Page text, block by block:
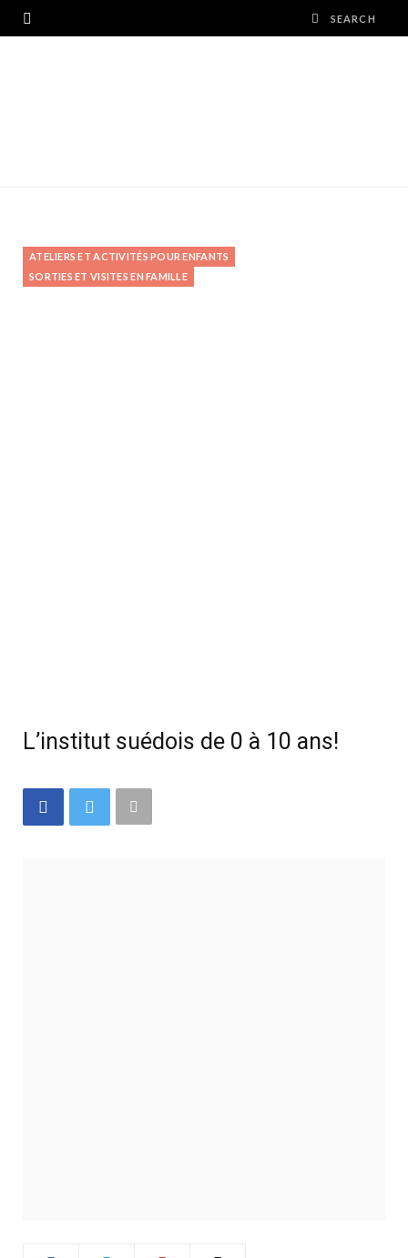
ATELIERS ET ACTIVITÉS POUR ENFANTS
SORTIES ET VISITES EN FAMILLE
L’institut suédois de 0 à 10 ans!